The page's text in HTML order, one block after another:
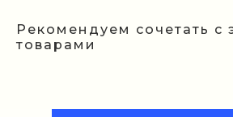
Рекомендуем сочетать с
товарами